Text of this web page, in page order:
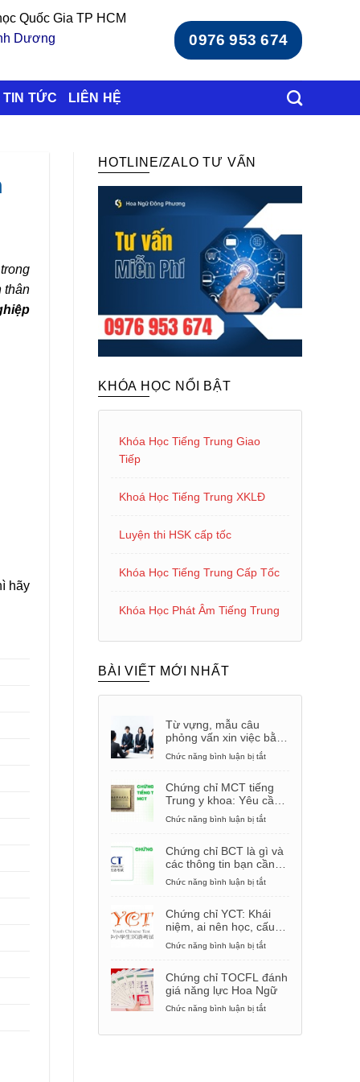
Quốc Gia TP HCM
Dương
0976 953 674
TIN TỨC LIÊN HỆ
thân
hãy
HOTLINE/ZALO TƯ VẤN
KHÓA HỌC NỔI BẬT
Khóa Học Tiếng Trung Giao
Tiếp
Khoá Học Tiếng Trung XKLĐ
Luyện thi HSK cấp tốc
Khóa Học Tiếng Trung Cấp Tốc
Khóa Học Phát Âm Tiếng Trung
BÀI VIẾT MỚI NHẤT
Từ vựng, mẫu câu
phỏng vấn xin việc bằng
tiếng Trung
Chức năng bình luận bị tắt
mẫu
câu
việc
bằng
Chứng chỉ MCT tiếng
Trung y khoa: Yêu cầu,
cách thi
Chức năng bình luận bị tắt
MCT
tiếng
Yêu
cầu,
Chứng chỉ BCT là gì và
các thông tin bạn cần
biết
Chức năng bình luận bị tắt
BCT
là
thông
tin
Chứng chỉ YCT: Khái
niệm, ai nên học, cấu
trúc đề thi
Chức năng bình luận bị tắt
YCT:
Khái
Chứng chỉ TOCFL đánh
giá năng lực Hoa Ngữ
Chức năng bình luận bị tắt
chỉ